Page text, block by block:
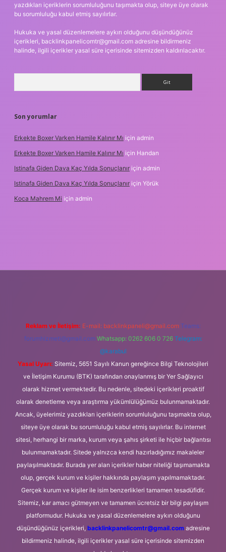
yazdıkları içeriklerin sorumluluğunu taşımakta olup, siteye üye olarak
bu sorumluluğu kabul etmiş sayılırlar.
Hukuka ve yasal düzenlemelere aykırı olduğunu düşündüğünüz
içerikleri, backlinkpanelicomtr@gmail.com adresine bildirmeniz
halinde, ilgili içerikler yasal süre içerisinde sitemizden kaldırılacaktır.
Son yorumlar
Erkekte Boxer Varken Hamile Kalınır Mı için admin
Erkekte Boxer Varken Hamile Kalınır Mı için Handan
Istinafa Giden Dava Kaç Yılda Sonuçlanır için admin
Istinafa Giden Dava Kaç Yılda Sonuçlanır için Yörük
Koca Mahrem Mi için admin
Reklam ve İletişim: E-mail: backlinkpaneli@gmail.com Teams:
forumhizmeti@gmail.com Whatsapp: 0262 606 0 726 Telegram:
@karabul
Yasal Uyarı: Sitemiz, 5651 Sayılı Kanun gereğince Bilgi Teknolojileri
ve İletişim Kurumu (BTK) tarafından onaylanmış bir Yer Sağlayıcı
olarak hizmet vermektedir. Bu nedenle, sitedeki içerikleri proaktif
olarak denetleme veya araştırma yükümlülüğümüz bulunmamaktadır.
Ancak, üyelerimiz yazdıkları içeriklerin sorumluluğunu taşımakta olup,
siteye üye olarak bu sorumluluğu kabul etmiş sayılırlar. Bu internet
sitesi, herhangi bir marka, kurum veya şahıs şirketi ile hiçbir bağlantısı
bulunmamaktadır. Sitede yalnızca kendi hazırladığımız makaleler
paylaşılmaktadır. Burada yer alan içerikler haber niteliği taşımamakta
olup, gerçek kurum ve kişiler hakkında paylaşım yapılmamaktadır.
Gerçek kurum ve kişiler ile isim benzerlikleri tamamen tesadüfidir.
Sitemiz, kar amacı gütmeyen ve tamamen ücretsiz bir bilgi paylaşım
platformudur. Hukuka ve yasal düzenlemelere aykırı olduğunu
düşündüğünüz içerikleri, backlinkpanelicomtr@gmail.comadresine
bildirmeniz halinde, ilgili içerikler yasal süre içerisinde sitemizden